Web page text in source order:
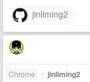
jinliming2
Chrome • jinliming2